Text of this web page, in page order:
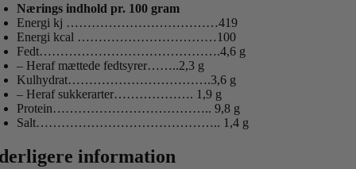
Nærings indhold pr. 100 gram
Energi kj ………………………………419
Energi kcal ……………………………100
Fedt…………………………………….4,6 g
– Heraf mættede fedtsyrer……..2,3 g
Kulhydrat…………………………….3,6 g
– Heraf sukkerarter………………. 1,9 g
Protein……………………………….. 9,8 g
Salt…………………………………….. 1,4 g
information